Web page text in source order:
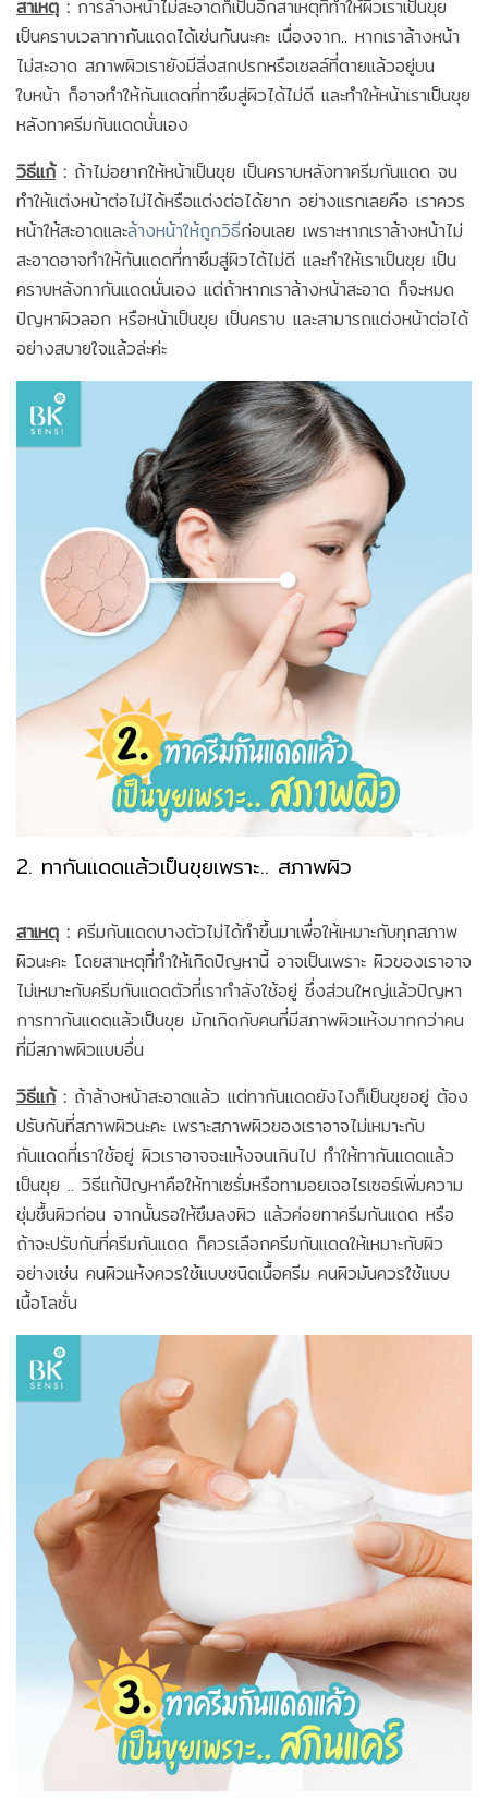
สาเหตุ : การล้างหน้าไม่สะอาดก็เป็นอีกสาเหตุที่ทำให้ผิวเราเป็นขุย
เป็นคราบเวลาทากันแดดได้เช่นกันนะคะ เนื่องจาก.. หากเราล้างหน้า
ไม่สะอาด สภาพผิวเรายังมีสิ่งสกปรกหรือเซลล์ที่ตายแล้วอยู่บน
ใบหน้า ก็อาจทำให้กันแดดที่ทาซึมสู่ผิวได้ไม่ดี และทำให้หน้าเราเป็นขุย
หลังทาครีมกันแดดนั่นเอง
วิธีแก้: ถ้าไม่อยากให้หน้าเป็นขุย เป็นคราบหลังทาครีมกันแดด จน
ทำให้แต่งหน้าต่อไม่ได้หรือแต่งต่อได้ยาก อย่างแรกเลยคือ เราควร
หน้าให้สะอาดและล้างหน้าให้ถูกวิธีก่อนเลย เพราะหากเราล้างหน้าไม่
สะอาดอาจทำให้กันแดดที่ทาซึมสู่ผิวได้ไม่ดี และทำให้เราเป็นขุย เป็น
คราบหลังทากันแดดนั่นเอง แต่ถ้าหากเราล้างหน้าสะอาด ก็จะหมด
ปัญหาผิวลอก หรือหน้าเป็นขุย เป็นคราบ และสามารถแต่งหน้าต่อได้
อย่างสบายใจแล้วล่ะค่ะ
2. ทากันแดดแล้วเป็นขุยเพราะ.. สภาพผิว
สาเหตุ : ครีมกันแดดบางตัวไม่ได้ทำขึ้นมาเพื่อให้เหมาะกับทุกสภาพ
ผิวนะคะ โดยสาเหตุที่ทำให้เกิดปัญหานี้ อาจเป็นเพราะ ผิวของเราอาจ
ไม่เหมาะกับครีมกันแดดตัวที่เรากำลังใช้อยู่ ซึ่งส่วนใหญ่แล้วปัญหา
การทากันแดดแล้วเป็นขุย มักเกิดกับคนที่มีสภาพผิวแห้งมากกว่าคน
ที่มีสภาพผิวแบบอื่น
วิธีแก้: ถ้าล้างหน้าสะอาดแล้ว แต่ทากันแดดยังไงก็เป็นขุยอยู่ ต้อง
ปรับกันที่สภาพผิวนะคะ เพราะสภาพผิวของเราอาจไม่เหมาะกับ
กันแดดที่เราใช้อยู่ ผิวเราอาจจะแห้งจนเกินไป ทำให้ทากันแดดแล้ว
เป็นขุย .. วิธีแก้ปัญหาคือให้ทาเซรั่มหรือทามอยเจอไรเซอร์เพิ่มความ
ชุ่มชื้นผิวก่อน จากนั้นรอให้ซึมลงผิว แล้วค่อยทาครีมกันแดด หรือ
ถ้าจะปรับกันที่ครีมกันแดด ก็ควรเลือกครีมกันแดดให้เหมาะกับผิว
อย่างเช่น คนผิวแห้งควรใช้แบบชนิดเนื้อครีม คนผิวมันควรใช้แบบ
เนื้อโลชั่น